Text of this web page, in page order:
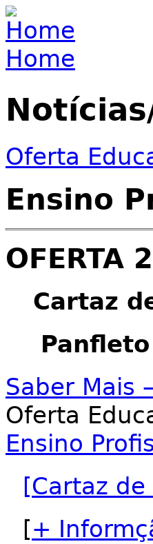
Jump to navigation
You are here
Home
Oferta
Ensino
OFERTA
Cartaz
Panfleto
Saber Mais
Oferta
Ensino
[Cartaz
[+